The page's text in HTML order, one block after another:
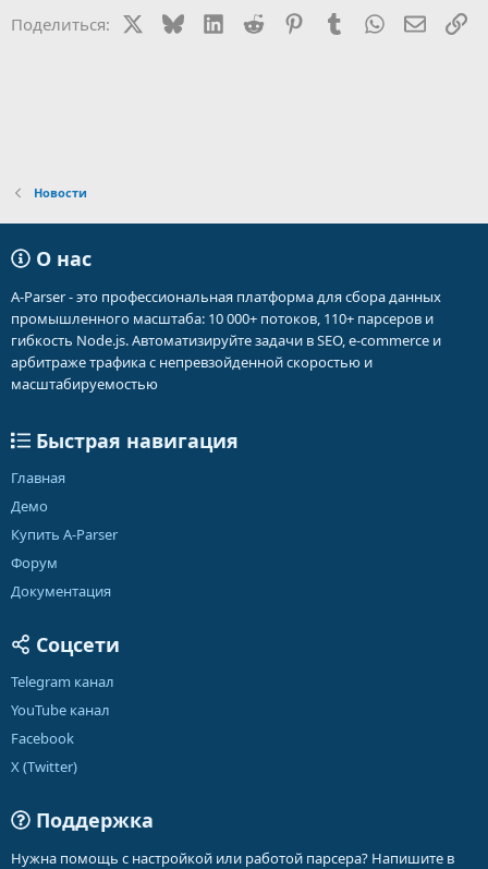
Поделиться: BlueskyLinkedIn
Reddit PinterestTumblr WhatsApp
Новости
О нас
A-Parser - это профессиональная платформа для сбора данных
промышленного масштаба: 10 000+ потоков, 110+ парсеров и
гибкость Node.js. Автоматизируйте задачи в SEO, e-commerce и
арбитраже трафика с непревзойденной скоростью и
масштабируемостью
Быстрая навигация
Главная
Демо
Купить A-Parser
Форум
Документация
Соцсети
Telegram канал
YouTube канал
Facebook
X (Twitter)
Поддержка
Нужна помощь с настройкой или работой парсера? Напишите в